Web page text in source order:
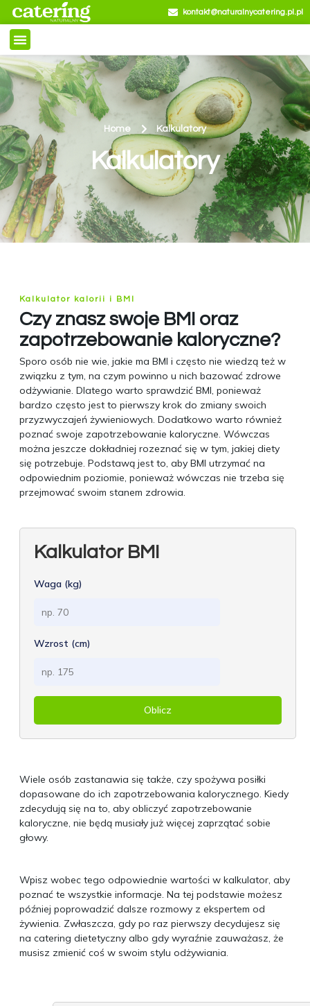
kontakt@naturalnycatering.pl.pl
Home Kalkulatory
Kalkulatory
Kalkulator kalorii i BMI
Czy znasz swoje BMI oraz
zapotrzebowanie kaloryczne?
Sporo osób nie wie, jakie ma BMI i często nie wiedzą też w
związku z tym, na czym powinno u nich bazować zdrowe
odżywianie. Dlatego warto sprawdzić BMI, ponieważ
bardzo często jest to pierwszy krok do zmiany swoich
przyzwyczajeń żywieniowych. Dodatkowo warto również
poznać swoje zapotrzebowanie kaloryczne. Wówczas
można jeszcze dokładniej rozeznać się w tym, jakiej diety
się potrzebuje. Podstawą jest to, aby BMI utrzymać na
odpowiednim poziomie, ponieważ wówczas nie trzeba się
przejmować swoim stanem zdrowia.
Kalkulator BMI
Waga (kg)
Wzrost (cm)
Oblicz
Wiele osób zastanawia się także, czy spożywa posiłki
dopasowane do ich zapotrzebowania kalorycznego. Kiedy
zdecydują się na to, aby obliczyć zapotrzebowanie
kaloryczne, nie będą musiały już więcej zaprzątać sobie
głowy.
Wpisz wobec tego odpowiednie wartości w kalkulator, aby
poznać te wszystkie informacje. Na tej podstawie możesz
później poprowadzić dalsze rozmowy z ekspertem od
żywienia. Zwłaszcza, gdy po raz pierwszy decydujesz się
na catering dietetyczny albo gdy wyraźnie zauważasz, że
musisz zmienić coś w swoim stylu odżywiania.